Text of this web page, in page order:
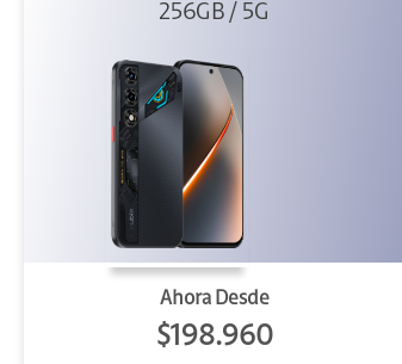
256GB / 5G
Ahora Desde
$198.960